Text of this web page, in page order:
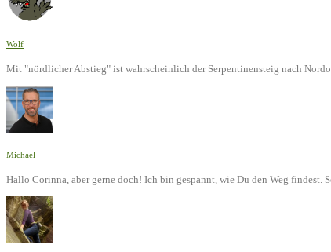
Wolf
Mit "nördlicher Abstieg" ist wahrscheinlich der Serpentinensteig nach
Michael
Hallo Corinna, aber gerne doch! Ich bin gespannt, wie Du den Weg